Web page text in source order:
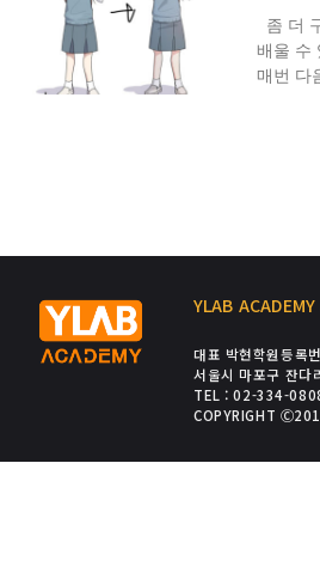
좀 더
배울 수
매번 다
YLAB
대표 박현학원등록
서울시 마포구 잔다
TEL : 02-334-
COPYRIGHT